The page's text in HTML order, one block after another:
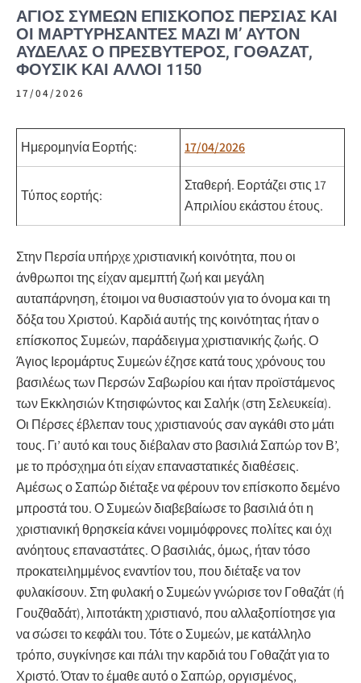
ΆΓΙΟΣ ΣΥΜΕΏΝ ΕΠΊΣΚΟΠΟΣ ΠΕΡΣΊΑΣ ΚΑΙ
ΟΙ ΜΑΡΤΥΡΉΣΑΝΤΕΣ ΜΑΖΊ Μ’ ΑΥΤΌΝ
ΑΎΔΕΛΑΣ Ο ΠΡΕΣΒΎΤΕΡΟΣ, ΓΟΘΑΖΆΤ,
ΦΟΥΣΊΚ ΚΑΙ ΆΛΛΟΙ 1150
17/04/2026
Ημερομηνία Εορτής: 17/04/2026
Τύπος εορτής:
Σταθερή. Εορτάζει στις 17
Απριλίου εκάστου έτους.
Στην Περσία υπήρχε χριστιανική κοινότητα, που οι
άνθρωποι της είχαν αμεμπτή ζωή και μεγάλη
αυταπάρνηση, έτοιμοι να θυσιαστούν για το όνομα και τη
δόξα του Χριστού. Καρδιά αυτής της κοινότητας ήταν ο
επίσκοπος Συμεών, παράδειγμα χριστιανικής ζωής. Ο
Άγιος Ιερομάρτυς Συμεών έζησε κατά τους χρόνους του
βασιλέως των Περσών Σαβωρίου και ήταν προϊστάμενος
των Εκκλησιών Κτησιφώντος και Σαλήκ (στη Σελευκεία).
Οι Πέρσες έβλεπαν τους χριστιανούς σαν αγκάθι στο μάτι
τους. Γι’ αυτό και τους διέβαλαν στο βασιλιά Σαπώρ τον Β’,
με το πρόσχημα ότι είχαν επαναστατικές διαθέσεις.
Αμέσως ο Σαπώρ διέταξε να φέρουν τον επίσκοπο δεμένο
μπροστά του. Ο Συμεών διαβεβαίωσε το βασιλιά ότι η
χριστιανική θρησκεία κάνει νομιμόφρονες πολίτες και όχι
ανόητους επαναστάτες. Ο βασιλιάς, όμως, ήταν τόσο
προκατειλημμένος εναντίον του, που διέταξε να τον
φυλακίσουν. Στη φυλακή ο Συμεών γνώρισε τον Γοθαζάτ (ή
Γουζθαδάτ), λιποτάκτη χριστιανό, που αλλαξοπίοτησε για
να σώσει το κεφάλι του. Τότε ο Συμεών, με κατάλληλο
τρόπο, συγκίνησε και πάλι την καρδιά του Γοθαζάτ για το
Χριστό. Όταν το έμαθε αυτό ο Σαπώρ, οργισμένος,